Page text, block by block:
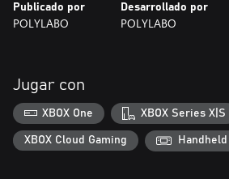
Publicado por
POLYLABO
Desarrollado por
POLYLABO
Jugar con
XBOX One XBOX Series X|S
XBOX Cloud Gaming Handheld